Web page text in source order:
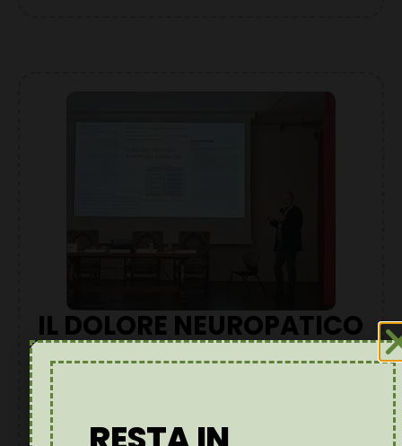
IL DOLORE NEUROPATICO
ENTRA NEL DIBATTITO
PUBBLICO: UN
CONFRONTO